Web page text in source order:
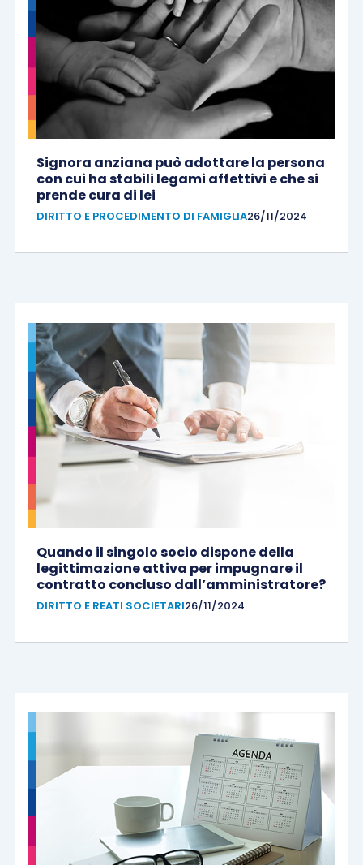
Signora anziana può adottare la persona
con cui ha stabili legami affettivi e che si
prende cura di lei
DIRITTO E PROCEDIMENTO DI FAMIGLIA26/11/2024
Quando il singolo socio dispone della
legittimazione attiva per impugnare il
contratto concluso dall’amministratore?
DIRITTO E REATI SOCIETARI26/11/2024